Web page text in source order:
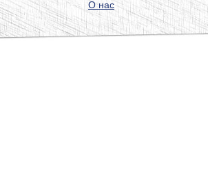
О нас